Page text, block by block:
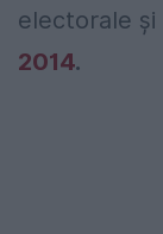
electorale și
2014.